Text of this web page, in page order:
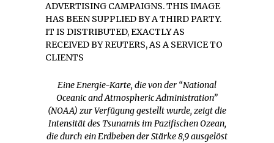
Eine Energie-Karte, die von der “National
Oceanic and Atmospheric Administration”
(NOAA) zur Verfügung gestellt wurde, zeigt die
Intensität des Tsunamis im Pazifischen Ozean,
die durch ein Erdbeben der Stärke 8,9 ausgelöst